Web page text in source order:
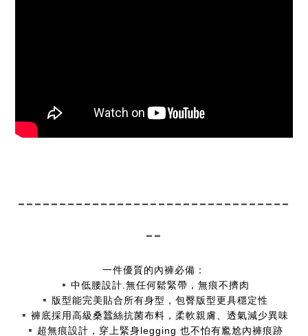
---------------------------------
--
一件優質的內褲必備：
▪️ 中低腰設計.無任何鬆緊帶，無痕不擠肉
▪️ 版型能完美貼合所有身型，包臀版型更具穩定性
▪️ 褲底採用高級桑蠶絲抗菌布料，柔軟親膚、透氣減少異味
▪️ 超無痕設計，穿上緊身legging 也不怕有尷尬內褲痕跡